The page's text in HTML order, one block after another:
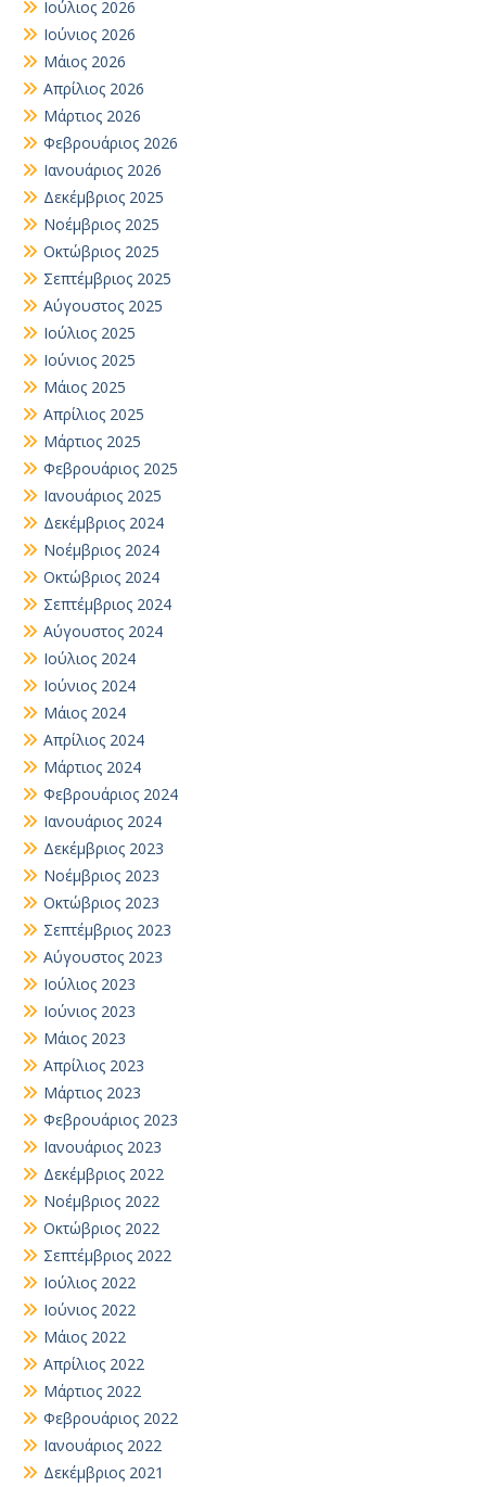
Ιούλιος 2026
Ιούνιος 2026
Μάιος 2026
Απρίλιος 2026
Μάρτιος 2026
Φεβρουάριος 2026
Ιανουάριος 2026
Δεκέμβριος 2025
Νοέμβριος 2025
Οκτώβριος 2025
Σεπτέμβριος 2025
Αύγουστος 2025
Ιούλιος 2025
Ιούνιος 2025
Μάιος 2025
Απρίλιος 2025
Μάρτιος 2025
Φεβρουάριος 2025
Ιανουάριος 2025
Δεκέμβριος 2024
Νοέμβριος 2024
Οκτώβριος 2024
Σεπτέμβριος 2024
Αύγουστος 2024
Ιούλιος 2024
Ιούνιος 2024
Μάιος 2024
Απρίλιος 2024
Μάρτιος 2024
Φεβρουάριος 2024
Ιανουάριος 2024
Δεκέμβριος 2023
Νοέμβριος 2023
Οκτώβριος 2023
Σεπτέμβριος 2023
Αύγουστος 2023
Ιούλιος 2023
Ιούνιος 2023
Μάιος 2023
Απρίλιος 2023
Μάρτιος 2023
Φεβρουάριος 2023
Ιανουάριος 2023
Δεκέμβριος 2022
Νοέμβριος 2022
Οκτώβριος 2022
Σεπτέμβριος 2022
Ιούλιος 2022
Ιούνιος 2022
Μάιος 2022
Απρίλιος 2022
Μάρτιος 2022
Φεβρουάριος 2022
Ιανουάριος 2022
Δεκέμβριος 2021